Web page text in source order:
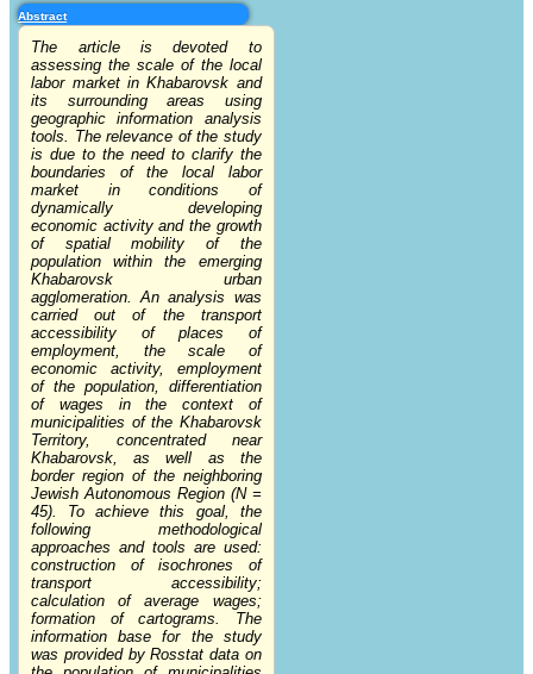
Abstract
The article is devoted to
assessing the scale of the local
labor market in Khabarovsk and
its surrounding areas using
geographic information analysis
tools. The relevance of the study
is due to the need to clarify the
boundaries of the local labor
market in conditions of
dynamically developing
economic activity and the growth
of spatial mobility of the
population within the emerging
Khabarovsk urban
agglomeration. An analysis was
carried out of the transport
accessibility of places of
employment, the scale of
economic activity, employment
of the population, differentiation
of wages in the context of
municipalities of the Khabarovsk
Territory, concentrated near
Khabarovsk, as well as the
border region of the neighboring
Jewish Autonomous Region (N =
45). To achieve this goal, the
following methodological
approaches and tools are used:
construction of isochrones of
transport accessibility;
calculation of average wages;
formation of cartograms. The
information base for the study
was provided by Rosstat data on